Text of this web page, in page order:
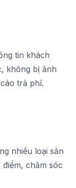
tin khách
không bị ảnh
trả phí.
nhiều loại sản
chăm sóc